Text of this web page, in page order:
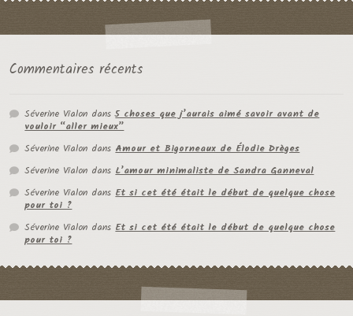
Commentaires récents
Séverine Vialon dans5 choses que j’aurais aimé savoir avant de
vouloir “aller mieux”
Séverine Vialon dansAmour et Bigorneaux de Élodie Drèges
Séverine Vialon dansL’amour minimaliste de Sandra Ganneval
Séverine Vialon dansEt si cet été était le début de quelque chose
pour toi ?
Séverine Vialon dansEt si cet été était le début de quelque chose
pour toi ?